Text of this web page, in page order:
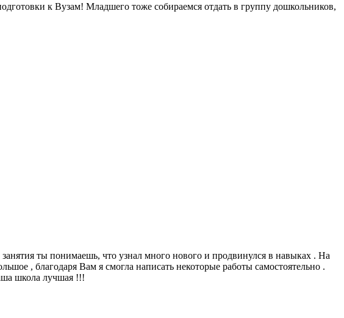
к Вузам! Младшего тоже собираемся отдать в группу дошкольников,
ты понимаешь, что узнал много нового и продвинулся в навыках . На
, благодаря Вам я смогла написать некоторые работы самостоятельно .
школа лучшая !!!